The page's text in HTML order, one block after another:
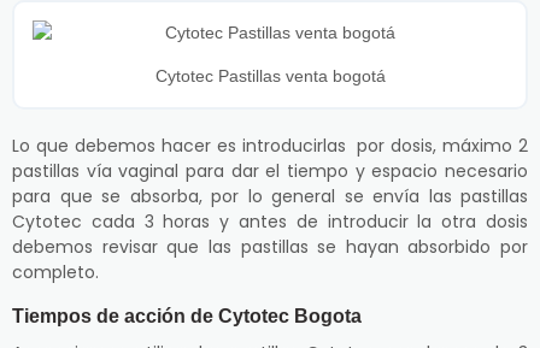
Cytotec Pastillas venta bogotá
Lo que debemos hacer es introducirlas por dosis, máximo 2
pastillas vía vaginal para dar el tiempo y espacio necesario
para que se absorba, por lo general se envía las pastillas
Cytotec cada 3 horas y antes de introducir la otra dosis
debemos revisar que las pastillas se hayan absorbido por
completo.
Tiempos de acción de Cytotec Bogota